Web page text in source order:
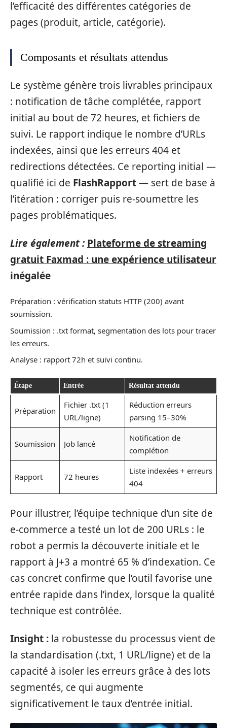
l’efficacité des différentes catégories de
pages (produit, article, catégorie).
Composants et résultats attendus
Le système génère trois livrables principaux
: notification de tâche complétée, rapport
initial au bout de 72 heures, et fichiers de
suivi. Le rapport indique le nombre d’URLs
indexées, ainsi que les erreurs 404 et
redirections détectées. Ce reporting initial —
qualifié ici de FlashRapport— sert de base à
l’itération : corriger puis re-soumettre les
pages problématiques.
Lire également : Plateforme de streaming
gratuit Faxmad : une expérience utilisateur
inégalée
Préparation : vérification statuts HTTP (200) avant
soumission.
Soumission : .txt format, segmentation des lots pour tracer
les erreurs.
Analyse : rapport 72h et suivi continu.
Étape Entrée Résultat attendu
Préparation
Fichier .txt (1
URL/ligne)
Réduction erreurs
parsing 15–30%
Soumission Job lancé
Notification de
complétion
Rapport 72 heures
Liste indexées + erreurs
404
Pour illustrer, l’équipe technique d’un site de
e‑commerce a testé un lot de 200 URLs : le
robot a permis la découverte initiale et le
rapport à J+3 a montré 65 % d’indexation. Ce
cas concret confirme que l’outil favorise une
entrée rapide dans l’index, lorsque la qualité
technique est contrôlée.
Insight : la robustesse du processus vient de
la standardisation (.txt, 1 URL/ligne) et de la
capacité à isoler les erreurs grâce à des lots
segmentés, ce qui augmente
significativement le taux d’entrée initial.